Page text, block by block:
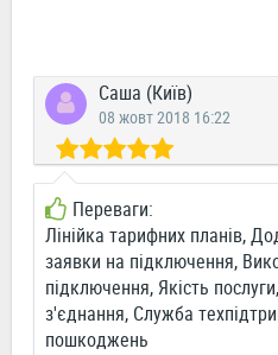
Саша (Київ)
08 жовт 2018 16:22
Переваги:
Лінійка тарифних планів,
заявки на підключення,
підключення, Якість
з'єднання, Служба
пошкоджень